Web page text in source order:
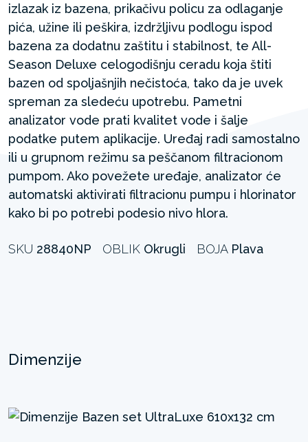
izlazak iz bazena, prikačivu policu za odlaganje
pića, užine ili peškira, izdržljivu podlogu ispod
bazena za dodatnu zaštitu i stabilnost, te All-
Season Deluxe celogodišnju ceradu koja štiti
bazen od spoljašnjih nečistoća, tako da je uvek
spreman za sledeću upotrebu. Pametni
analizator vode prati kvalitet vode i šalje
podatke putem aplikacije. Uređaj radi samostalno
ili u grupnom režimu sa peščanom filtracionom
pumpom. Ako povežete uređaje, analizator će
automatski aktivirati filtracionu pumpu i hlorinator
kako bi po potrebi podesio nivo hlora.
SKU 28840NP OBLIK Okrugli BOJA Plava
Dimenzije